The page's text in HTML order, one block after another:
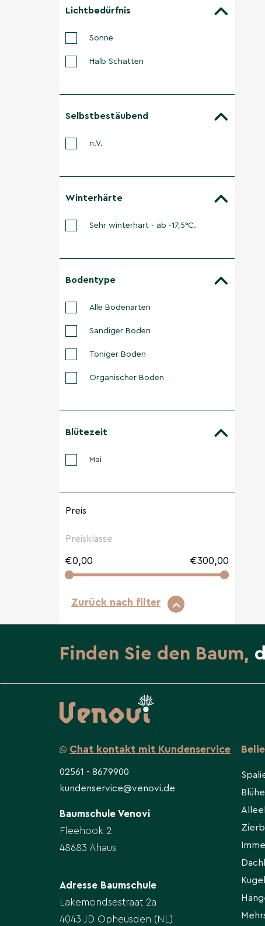
Lichtbedürfnis
Sonne
Halb Schatten
Selbstbestäubend
n.V.
Winterhärte
Sehr winterhart - ab -17,5°C.
Bodentype
Alle Bodenarten
Sandiger Boden
Toniger Boden
Organischer Boden
Blütezeit
Mai
Preis
Preisklasse
Zurück nach filter
Finden Sie den Baum,
Chat kontakt mit Kundenservice
02561 - 8679900
kundenservice@venovi.de
Baumschule Venovi
Fleehook 2
48683 Ahaus
Adresse Baumschule
Lakemondsestraat 2a
4043 JD Opheusden (NL)